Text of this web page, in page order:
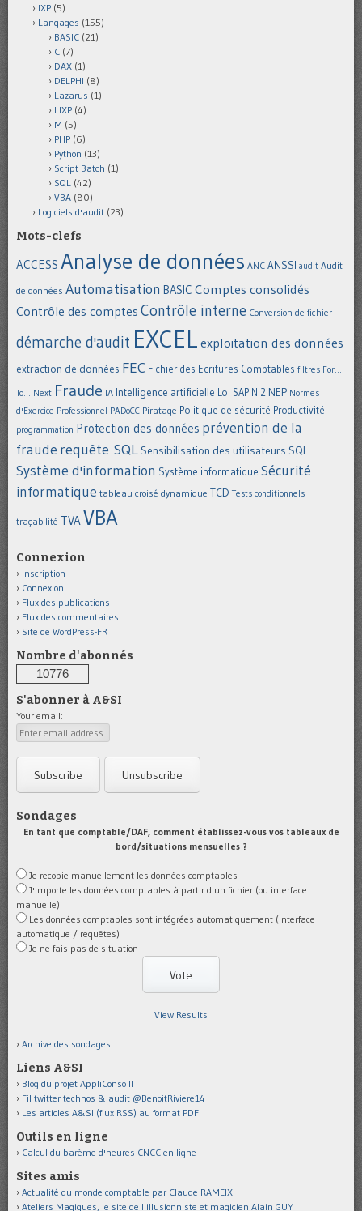
IXP (5)
Langages (155)
BASIC (21)
C (7)
DAX (1)
DELPHI (8)
Lazarus (1)
LIXP (4)
M (5)
PHP (6)
Python (13)
Script Batch (1)
SQL (42)
VBA (80)
Logiciels d'audit (23)
Mots-clefs
ACCESS Analyse de données ANC ANSSI audit Audit
de données Automatisation BASIC Comptes consolidés
Contrôle des comptes Contrôle interne Conversion de fichier
démarche d'audit EXCEL exploitation des données
extraction de données FEC Fichier des Ecritures Comptables filtres For...
To... Next Fraude IA Intelligence artificielle Loi SAPIN 2 NEP Normes
d'Exercice Professionnel PADoCC Piratage Politique de sécurité Productivité
programmation Protection des données prévention de la
fraude requête SQL Sensibilisation des utilisateurs SQL
Système d'information Système informatique Sécurité
informatique tableau croisé dynamique TCD Tests conditionnels
traçabilité TVA VBA
Connexion
Inscription
Connexion
Flux des publications
Flux des commentaires
Site de WordPress-FR
Nombre d'abonnés
10776
S'abonner à A&SI
Your email:
Sondages
En tant que comptable/DAF, comment établissez-vous vos tableaux de
bord/situations mensuelles ?
Je recopie manuellement les données comptables
J'importe les données comptables à partir d'un fichier (ou interface
manuelle)
Les données comptables sont intégrées automatiquement (interface
automatique / requêtes)
Je ne fais pas de situation
View Results
Archive des sondages
Liens A&SI
Blog du projet AppliConso II
Fil twitter technos & audit @BenoitRiviere14
Les articles A&SI (flux RSS) au format PDF
Outils en ligne
Calcul du barème d'heures CNCC en ligne
Sites amis
Actualité du monde comptable par Claude RAMEIX
Ateliers Magiques, le site de l'illusionniste et magicien Alain GUY